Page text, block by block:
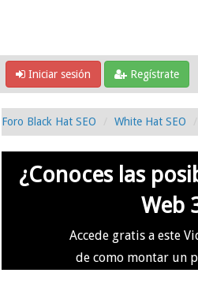
Iniciar sesión Regístrate
Foro Black Hat SEO White Hat SEO
¿Conoces las
Web
Accede gratis a este
de como montar un